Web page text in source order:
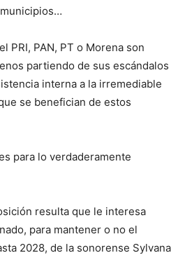
PRI, PAN, PT o Morena son
partiendo de sus escándalos
interna a la irremediable
se benefician de estos
para lo verdaderamente
resulta que le interesa
para mantener o no el
2028, de la sonorense Sylvana